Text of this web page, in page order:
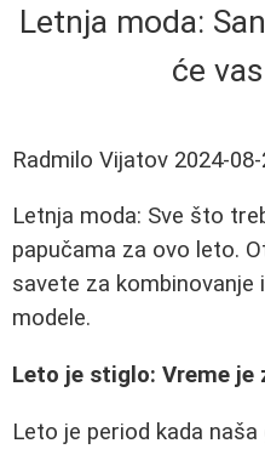
Letnja moda:
će
Radmilo Vijatov 2024-
Letnja moda: Sve što
papučama za ovo leto.
savete za kombinovanje
modele.
Leto je stiglo: Vreme je
Leto je period kada